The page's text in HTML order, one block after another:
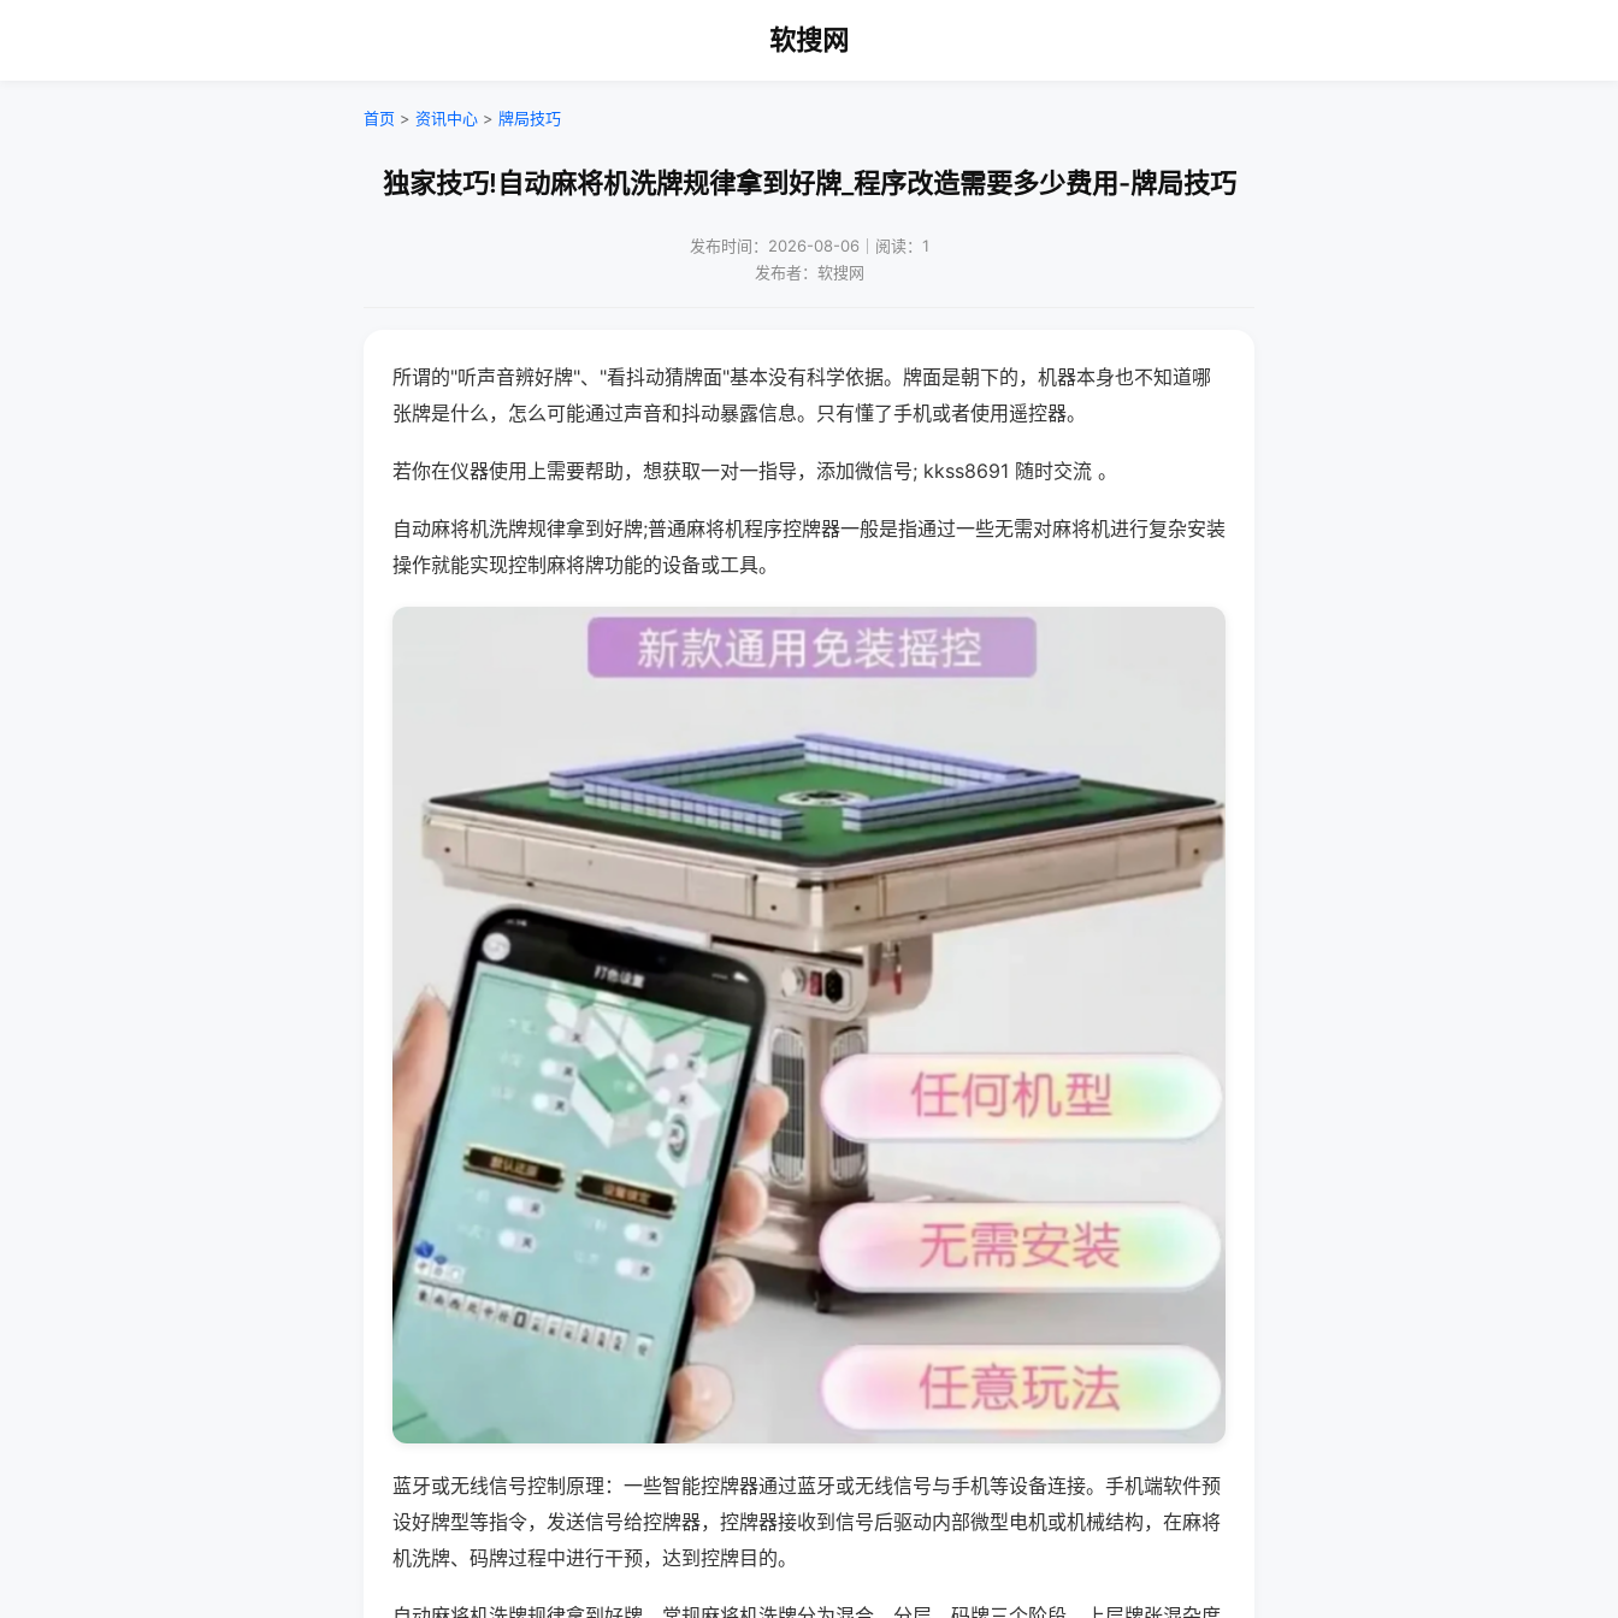
软搜网
首页 > 资讯中心 > 牌局技巧
独家技巧!自动麻将机洗牌规律拿到好牌_程序改造需要多少费用-牌局技巧
发布时间：2026-08-06｜阅读：1
发布者：软搜网
所谓的"听声音辨好牌"、"看抖动猜牌面"基本没有科学依据。牌面是朝下的，机器本身也不知道哪
张牌是什么，怎么可能通过声音和抖动暴露信息。只有懂了手机或者使用遥控器。
若你在仪器使用上需要帮助，想获取一对一指导，添加微信号; kkss8691 随时交流 。
自动麻将机洗牌规律拿到好牌;普通麻将机程序控牌器一般是指通过一些无需对麻将机进行复杂安装
操作就能实现控制麻将牌功能的设备或工具。
蓝牙或无线信号控制原理：一些智能控牌器通过蓝牙或无线信号与手机等设备连接。手机端软件预
设好牌型等指令，发送信号给控牌器，控牌器接收到信号后驱动内部微型电机或机械结构，在麻将
机洗牌、码牌过程中进行干预，达到控牌目的。